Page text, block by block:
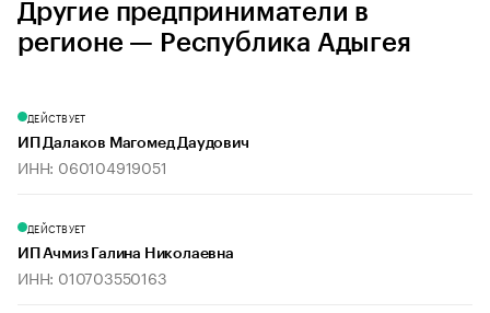
Другие предприниматели в
регионе — Республика Адыгея
ДЕЙСТВУЕТ
ИП Далаков Магомед Даудович
ИНН: 060104919051
ДЕЙСТВУЕТ
ИП Ачмиз Галина Николаевна
ИНН: 010703550163